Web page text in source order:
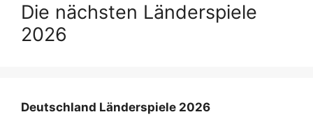
Die nächsten Länderspiele
2026
Deutschland Länderspiele 2026